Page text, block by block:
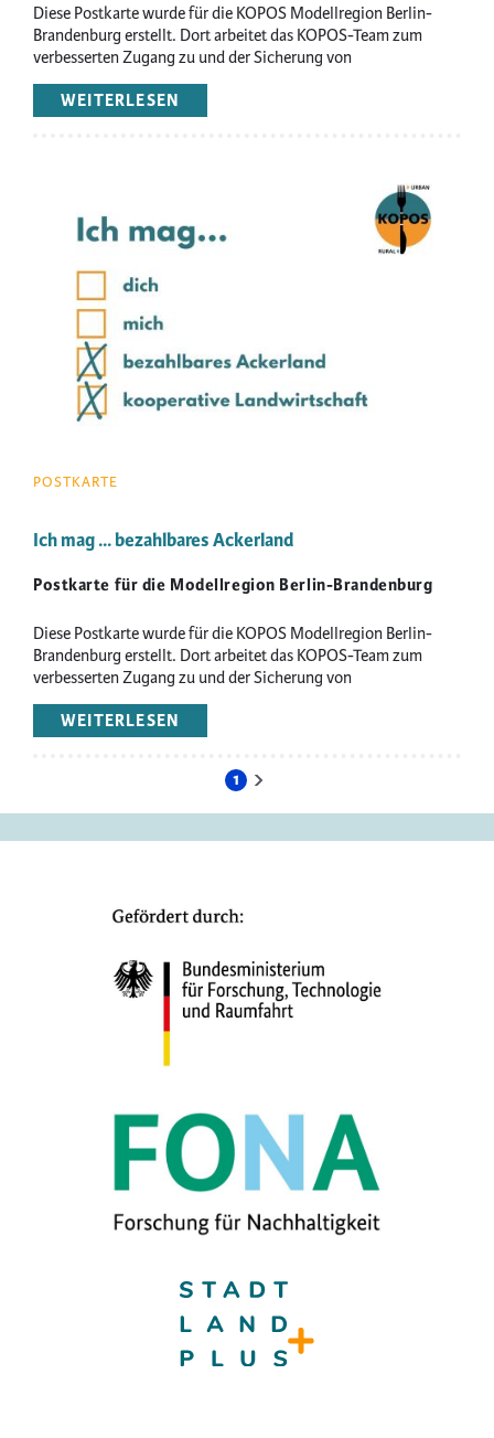
Diese Postkarte wurde für die KOPOS Modellregion Berlin-
Brandenburg erstellt. Dort arbeitet das KOPOS-Team zum
verbesserten Zugang zu und der Sicherung von
landwirtschaftlichen Flächen.
WEITERLESEN
OHNE
POSTKARTE
Ich mag ... bezahlbares Ackerland
Postkarte für die Modellregion Berlin-Brandenburg
Diese Postkarte wurde für die KOPOS Modellregion Berlin-
Brandenburg erstellt. Dort arbeitet das KOPOS-Team zum
verbesserten Zugang zu und der Sicherung von
landwirtschaftlichen Flächen.
WEITERLESEN
ICH
ACKERLAND
Aktuelle
1 Nächste